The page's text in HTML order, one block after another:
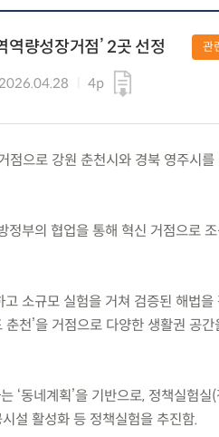
량성장거점’ 2곳 선정
4p
관
으로 강원 춘천시와 경북 영주시를
부의 협업을 통해 혁신 거점으로
소규모 실험을 거쳐 검증된 해법을
천’을 거점으로 다양한 생활권 공간
‘동네계획’을 기반으로, 정책실험실
설 활성화 등 정책실험을 추진함.